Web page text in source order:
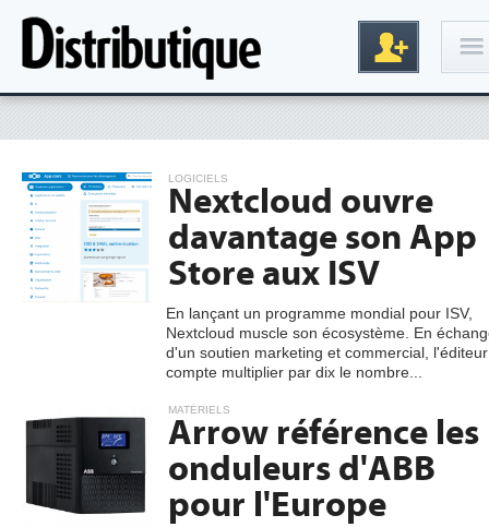
Inscription
LOGICIELS
Nextcloud ouvre
davantage son App
Store aux ISV
En lançant un programme mondial pour ISV,
Nextcloud muscle son écosystème. En
d'un soutien marketing et commercial, l'éditeur
compte multiplier par dix le nombre...
MATÉRIELS
Arrow référence les
onduleurs d'ABB
pour l'Europe